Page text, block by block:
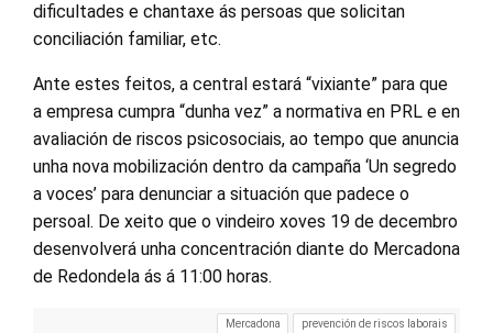
dificultades e chantaxe ás persoas que solicitan
conciliación familiar, etc.
Ante estes feitos, a central estará “vixiante” para que
a empresa cumpra “dunha vez” a normativa en PRL e en
avaliación de riscos psicosociais, ao tempo que anuncia
unha nova mobilización dentro da campaña ‘Un segredo
a voces’ para denunciar a situación que padece o
persoal. De xeito que o vindeiro xoves 19 de decembro
desenvolverá unha concentración diante do Mercadona
de Redondela ás á 11:00 horas.
Mercadona prevención de riscos laborais